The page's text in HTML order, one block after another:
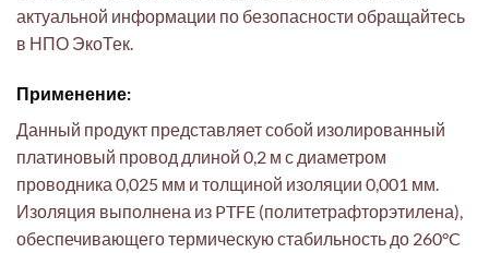
актуальной информации по безопасности обращайтесь
в НПО ЭкоТек.
Применение:
Данный продукт представляет собой изолированный
платиновый провод длиной 0,2 м с диаметром
проводника 0,025 мм и толщиной изоляции 0,001 мм.
Изоляция выполнена из PTFE (политетрафторэтилена),
обеспечивающего термическую стабильность до 260°C